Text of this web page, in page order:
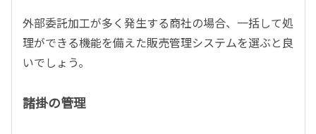
外部委託加工が多く発生する商社の場合、一括して処
理ができる機能を備えた販売管理システムを選ぶと良
いでしょう。
諸掛の管理